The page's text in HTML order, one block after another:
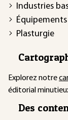
Industries
Plasturgie
Explorez notre
éditorial
Des